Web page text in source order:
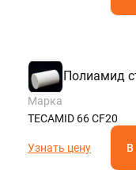
Полиамид
Марка
TECAMID 66 CF20
Узнать цену В